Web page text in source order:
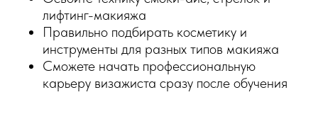
лифтинг-макияжа
Правильно подбирать косметику и
инструменты для разных типов макияжа
Сможете начать профессиональную
карьеру визажиста сразу после обучения